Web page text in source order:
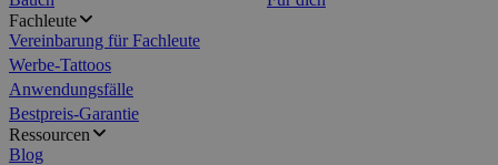
Fachleute
Vereinbarung für Fachleute
Werbe-Tattoos
Anwendungsfälle
Bestpreis-Garantie
Ressourcen
Blog